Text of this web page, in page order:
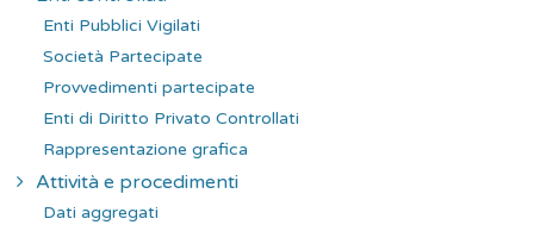
Enti Pubblici Vigilati
Società Partecipate
Provvedimenti partecipate
Enti di Diritto Privato Controllati
Rappresentazione grafica
Attività e procedimenti
Dati aggregati